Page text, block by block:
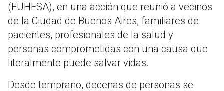
(FUHESA), en una acción que reunió a vecinos
de la Ciudad de Buenos Aires, familiares de
pacientes, profesionales de la salud y
personas comprometidas con una causa que
literalmente puede salvar vidas.
Desde temprano, decenas de personas se